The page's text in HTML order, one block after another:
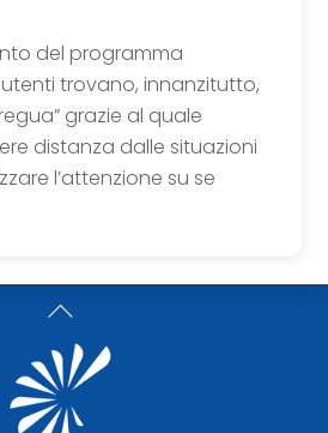
del programma
trovano, innanzitutto,
grazie al quale
distanza dalle situazioni
l’attenzione su se
Back
To
Top